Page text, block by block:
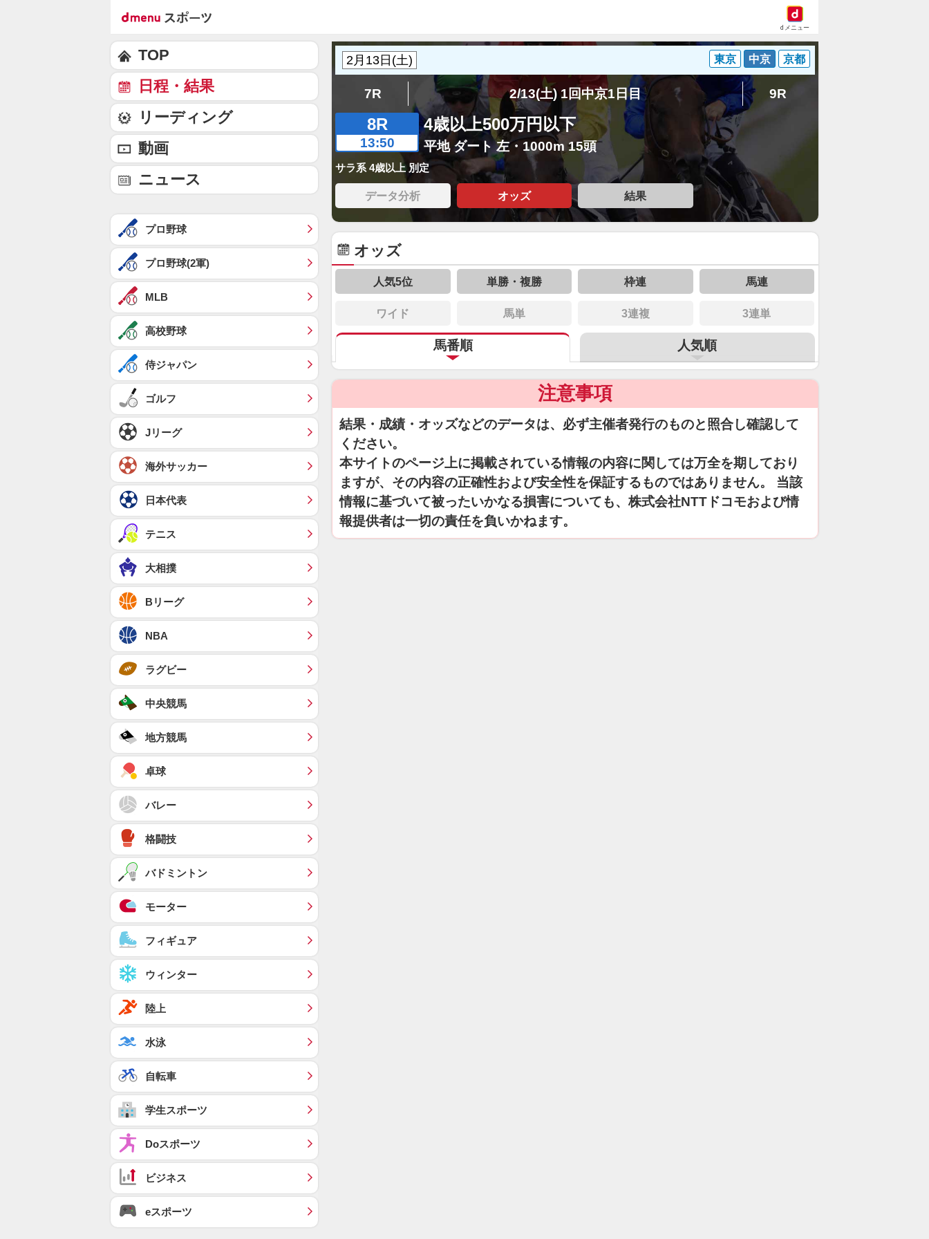
dメニュー
東京 中京 京都
7R 2/13(土) 1回中京1日目 9R
8R
13:50
4歳以上500万円以下
平地 ダート 左・1000m 15頭
サラ系 4歳以上 別定
データ分析 オッズ 結果
オッズ
人気5位 単勝・複勝 枠連 馬連
ワイド 馬単 3連複 3連単
馬番順 人気順
注意事項
結果・成績・オッズなどのデータは、必ず主催者発行のものと照合し確認して
ください。
本サイトのページ上に掲載されている情報の内容に関しては万全を期しており
ますが、その内容の正確性および安全性を保証するものではありません。 当該
情報に基づいて被ったいかなる損害についても、株式会社NTTドコモおよび情
報提供者は一切の責任を負いかねます。
TOP
日程・結果
リーディング
動画
ニュース
プロ野球
プロ野球(2軍)
MLB
高校野球
侍ジャパン
ゴルフ
Jリーグ
海外サッカー
日本代表
テニス
大相撲
Bリーグ
NBA
ラグビー
中央競馬
地方競馬
卓球
バレー
格闘技
バドミントン
モーター
フィギュア
ウィンター
陸上
水泳
自転車
学生スポーツ
Doスポーツ
ビジネス
eスポーツ